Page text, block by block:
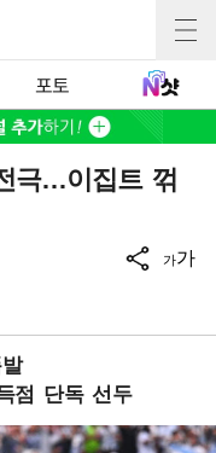
포토
극…이집트 꺾
가가
점 단독 선두